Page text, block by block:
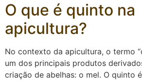
O que é quinto na
apicultura?
No contexto da apicultura, o termo
um dos principais produtos
criação de abelhas: o mel. O quinto